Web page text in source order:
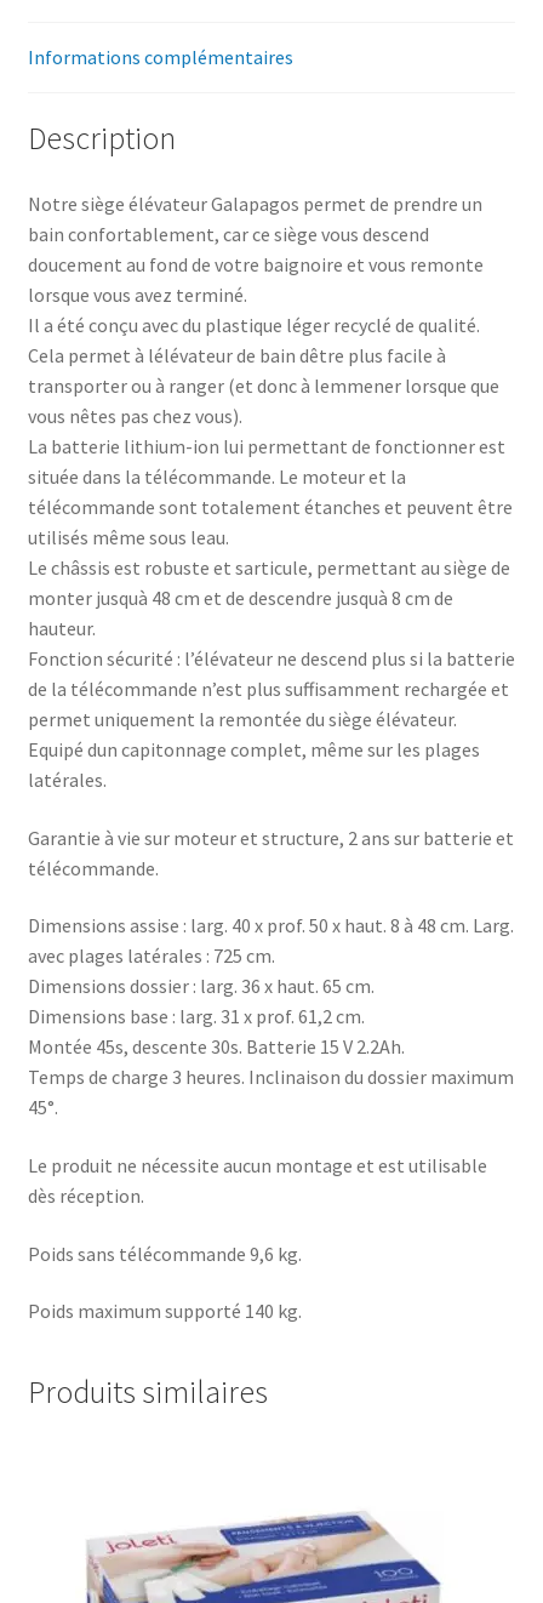
Informations complémentaires
Description
Notre siège élévateur Galapagos permet de prendre un
bain confortablement, car ce siège vous descend
doucement au fond de votre baignoire et vous remonte
lorsque vous avez terminé.
Il a été conçu avec du plastique léger recyclé de qualité.
Cela permet à lélévateur de bain dêtre plus facile à
transporter ou à ranger (et donc à lemmener lorsque que
vous nêtes pas chez vous).
La batterie lithium-ion lui permettant de fonctionner est
située dans la télécommande. Le moteur et la
télécommande sont totalement étanches et peuvent être
utilisés même sous leau.
Le châssis est robuste et sarticule, permettant au siège de
monter jusquà 48 cm et de descendre jusquà 8 cm de
hauteur.
Fonction sécurité : l’élévateur ne descend plus si la batterie
de la télécommande n’est plus suffisamment rechargée et
permet uniquement la remontée du siège élévateur.
Equipé dun capitonnage complet, même sur les plages
latérales.
Garantie à vie sur moteur et structure, 2 ans sur batterie et
télécommande.
Dimensions assise : larg. 40 x prof. 50 x haut. 8 à 48 cm. Larg.
avec plages latérales : 725 cm.
Dimensions dossier : larg. 36 x haut. 65 cm.
Dimensions base : larg. 31 x prof. 61,2 cm.
Montée 45s, descente 30s. Batterie 15 V 2.2Ah.
Temps de charge 3 heures. Inclinaison du dossier maximum
45°.
Le produit ne nécessite aucun montage et est utilisable
dès réception.
Poids sans télécommande 9,6 kg.
Poids maximum supporté 140 kg.
Produits similaires